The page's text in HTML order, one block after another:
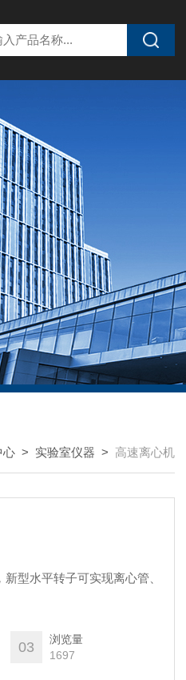
心 > 实验室仪器 > 高速离心机
型水平转子可实现离心管、
03
浏览量
1697